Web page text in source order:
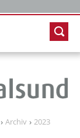
Archiv
2023